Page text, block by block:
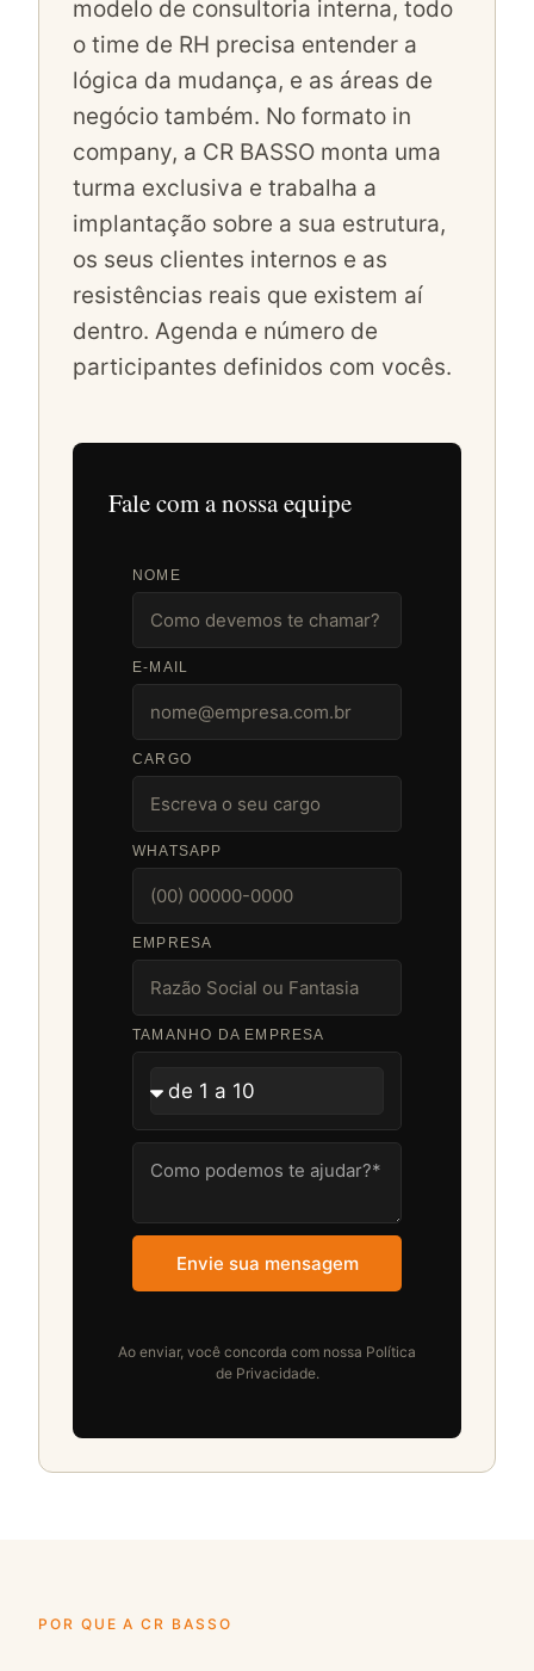
modelo de consultoria interna, todo
o time de RH precisa entender a
lógica da mudança, e as áreas de
negócio também. No formato in
company, a CR BASSO monta uma
turma exclusiva e trabalha a
implantação sobre a sua estrutura,
os seus clientes internos e as
resistências reais que existem aí
dentro. Agenda e número de
participantes definidos com vocês.
Fale com a nossa equipe
NOME
E-MAIL
CARGO
WHATSAPP
EMPRESA
TAMANHO DA EMPRESA
Envie sua mensagem
Ao enviar, você concorda com nossa Política
de Privacidade.
POR QUE A CR BASSO